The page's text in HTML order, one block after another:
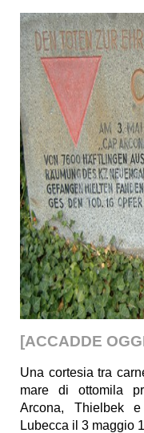
[ACCADDE
Una cortesia tra
mare di ottomila
Arcona, Thielbek
Lubecca il 3 maggio